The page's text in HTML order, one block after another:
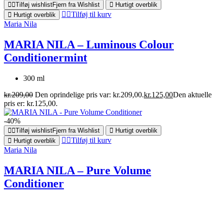
Tilføj wishlistFjern fra Wishlist
Hurtigt overblik
Hurtigt overblik
Tilføj til kurv
Maria Nila
MARIA NILA – Luminous Colour
Conditionermint
300 ml
kr.209,00 Den oprindelige pris var: kr.209,00.kr.125,00Den aktuelle
pris er: kr.125,00.
-40%
Tilføj wishlistFjern fra Wishlist
Hurtigt overblik
Hurtigt overblik
Tilføj til kurv
Maria Nila
MARIA NILA – Pure Volume
Conditioner